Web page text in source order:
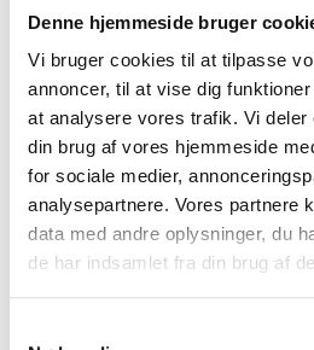
Denne hjemmeside bruger
Vi bruger cookies til at tilpasse
annoncer, til at vise dig
at analysere vores trafik. Vi deler
din brug af vores hjemmeside
for sociale medier,
analysepartnere. Vores partnere
data med andre oplysninger, du
de har indsamlet fra din brug af
BESKRIVELSE
Blusen har elastik i bunden og
kroppen.
Du kan selv regulere på hvor
skal til sidde, da den har
Denne er med et mønster af
og petrolblå nuancer,
flot til alle underdele.